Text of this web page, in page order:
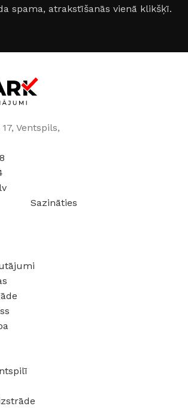
spama, atrakstīšanās vienā klikšķī.
Ventspils,
Sazināties